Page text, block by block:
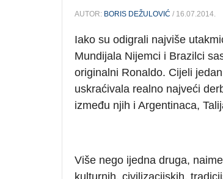
AUTOR: BORIS DEŽULOVIĆ / 16.07.2014.
Iako su odigrali najviše
Mundijala Nijemci i Brazilci
originalni Ronaldo. Cijeli
uskraćivala realno najveći
između njih i Argentinaca,
Više nego ijedna druga,
kulturnih, civilizacijskih,